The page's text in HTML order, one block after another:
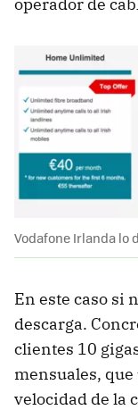
operador de
Vodafone Irlanda lo
En este caso si
descarga.
clientes 10
mensuales,
velocidad de la